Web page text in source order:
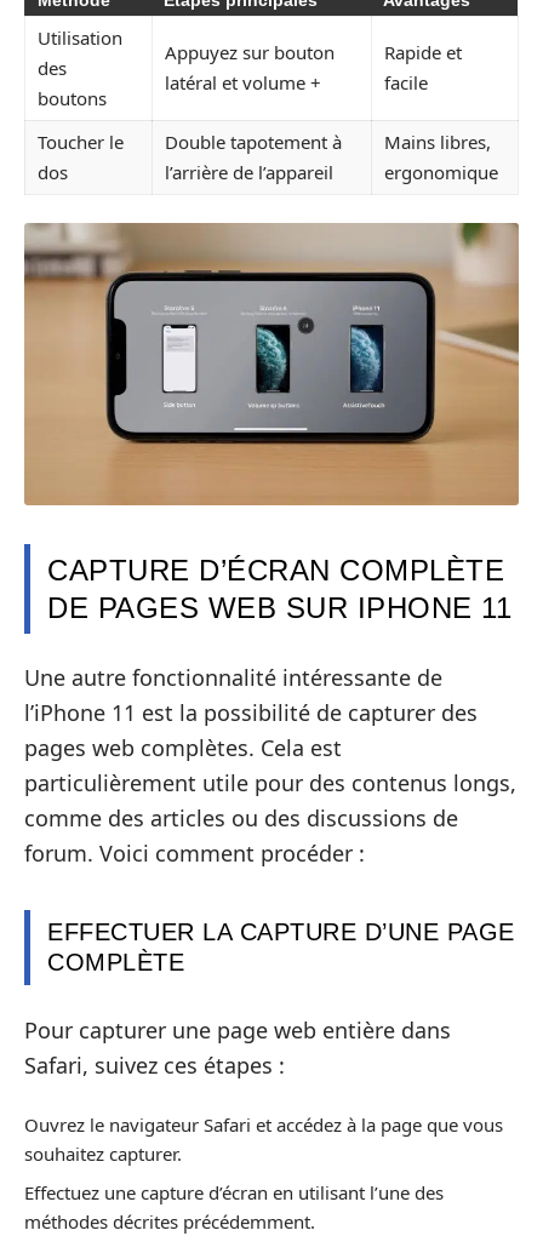
Utilisation
des
boutons
Appuyez sur bouton
latéral et volume +
Rapide et
facile
Toucher le
dos
Double tapotement à
l’arrière de l’appareil
Mains libres,
ergonomique
CAPTURE D’ÉCRAN COMPLÈTE
DE PAGES WEB SUR IPHONE 11
Une autre fonctionnalité intéressante de
l’iPhone 11 est la possibilité de capturer des
pages web complètes. Cela est
particulièrement utile pour des contenus longs,
comme des articles ou des discussions de
forum. Voici comment procéder :
EFFECTUER LA CAPTURE D’UNE PAGE
COMPLÈTE
Pour capturer une page web entière dans
Safari, suivez ces étapes :
Ouvrez le navigateur Safari et accédez à la page que vous
souhaitez capturer.
Effectuez une capture d’écran en utilisant l’une des
méthodes décrites précédemment.